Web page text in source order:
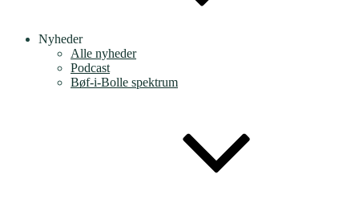
Nyheder
Alle nyheder
Podcast
Bøf-i-Bolle spektrum